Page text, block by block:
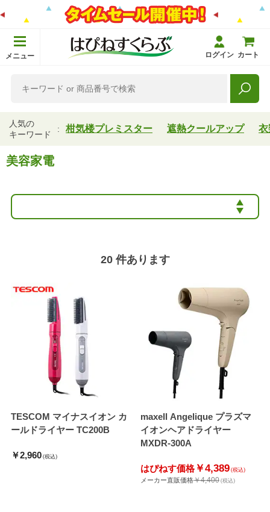
メニュー ログイン カート
人気の
キーワード
柑気楼プレミスター 遮熱クールアップ 衣
美容家電
20 件あります
TESCOM マイナスイオン カ
ールドライヤー TC200B
￥2,960 (税込)
maxell Angelique プラズマ
イオンヘアドライヤー
MXDR-300A
はぴねす価格￥4,389 (税込)
メーカー直販価格￥4,400 (税込)